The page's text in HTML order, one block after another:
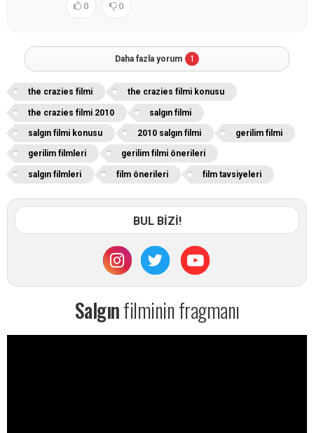
0 0
Daha fazla yorum 1
the crazies filmi the crazies filmi konusu
the crazies filmi 2010 salgın filmi
salgın filmi konusu 2010 salgın filmi gerilim filmi
gerilim filmleri gerilim filmi önerileri
salgın filmleri film önerileri film tavsiyeleri
BUL BİZİ!
Salgınfilminin fragmanı